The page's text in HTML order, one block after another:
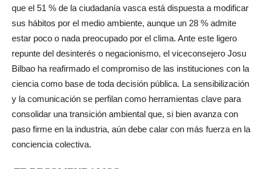
que el 51 % de la ciudadanía vasca está dispuesta a modificar
sus hábitos por el medio ambiente, aunque un 28 % admite
estar poco o nada preocupado por el clima. Ante este ligero
repunte del desinterés o negacionismo, el viceconsejero Josu
Bilbao ha reafirmado el compromiso de las instituciones con la
ciencia como base de toda decisión pública. La sensibilización
y la comunicación se perfilan como herramientas clave para
consolidar una transición ambiental que, si bien avanza con
paso firme en la industria, aún debe calar con más fuerza en la
conciencia colectiva.